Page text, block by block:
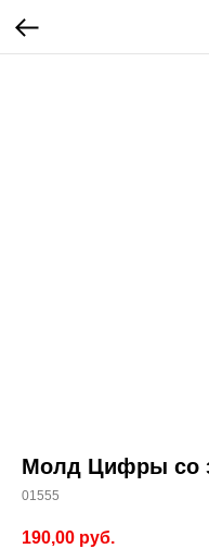
Молд Цифры со
01555
190,00 руб.